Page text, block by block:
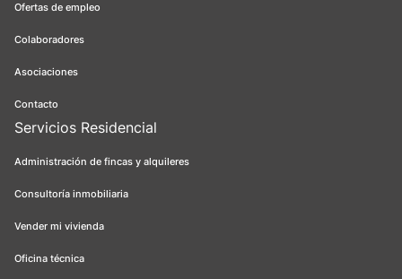
Ofertas de empleo
Colaboradores
Asociaciones
Contacto
Servicios Residencial
Administración de fincas y alquileres
Consultoría inmobiliaria
Vender mi vivienda
Oficina técnica